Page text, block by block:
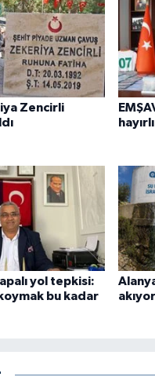
Zencirli
yol tepkisi:
bu kadar